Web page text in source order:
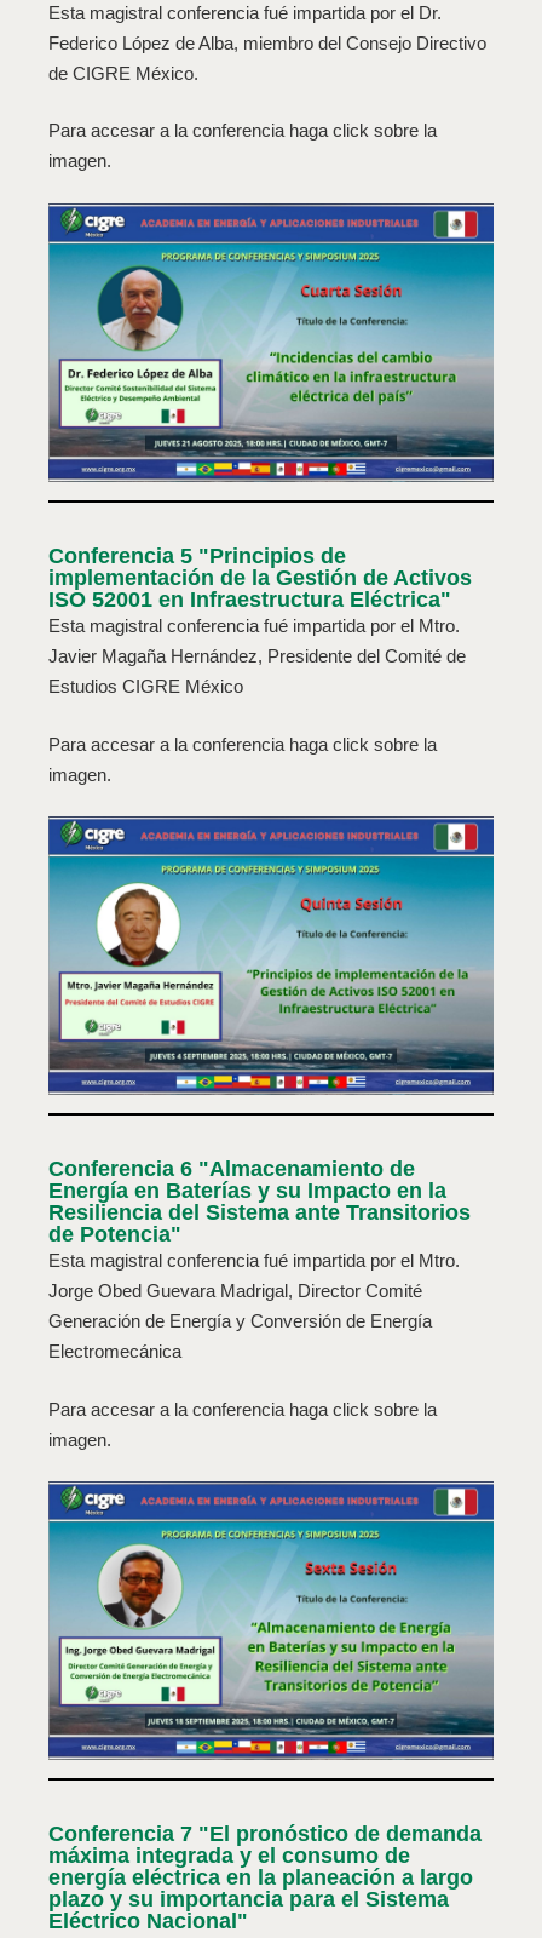
Esta magistral conferencia fué impartida por el Dr.
Federico López de Alba, miembro del Consejo Directivo
de CIGRE México.
Para accesar a la conferencia haga click sobre la
imagen.
Conferencia 5 "Principios de
implementación de la Gestión de Activos
ISO 52001 en Infraestructura Eléctrica"
Esta magistral conferencia fué impartida por el Mtro.
Javier Magaña Hernández, Presidente del Comité de
Estudios CIGRE México
Para accesar a la conferencia haga click sobre la
imagen.
Conferencia 6 "Almacenamiento de
Energía en Baterías y su Impacto en la
Resiliencia del Sistema ante Transitorios
de Potencia"
Esta magistral conferencia fué impartida por el Mtro.
Jorge Obed Guevara Madrigal, Director Comité
Generación de Energía y Conversión de Energía
Electromecánica
Para accesar a la conferencia haga click sobre la
imagen.
Conferencia 7 "El pronóstico de demanda
máxima integrada y el consumo de
energía eléctrica en la planeación a largo
plazo y su importancia para el Sistema
Eléctrico Nacional"